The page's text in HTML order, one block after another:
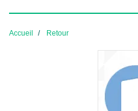
Accueil Retour